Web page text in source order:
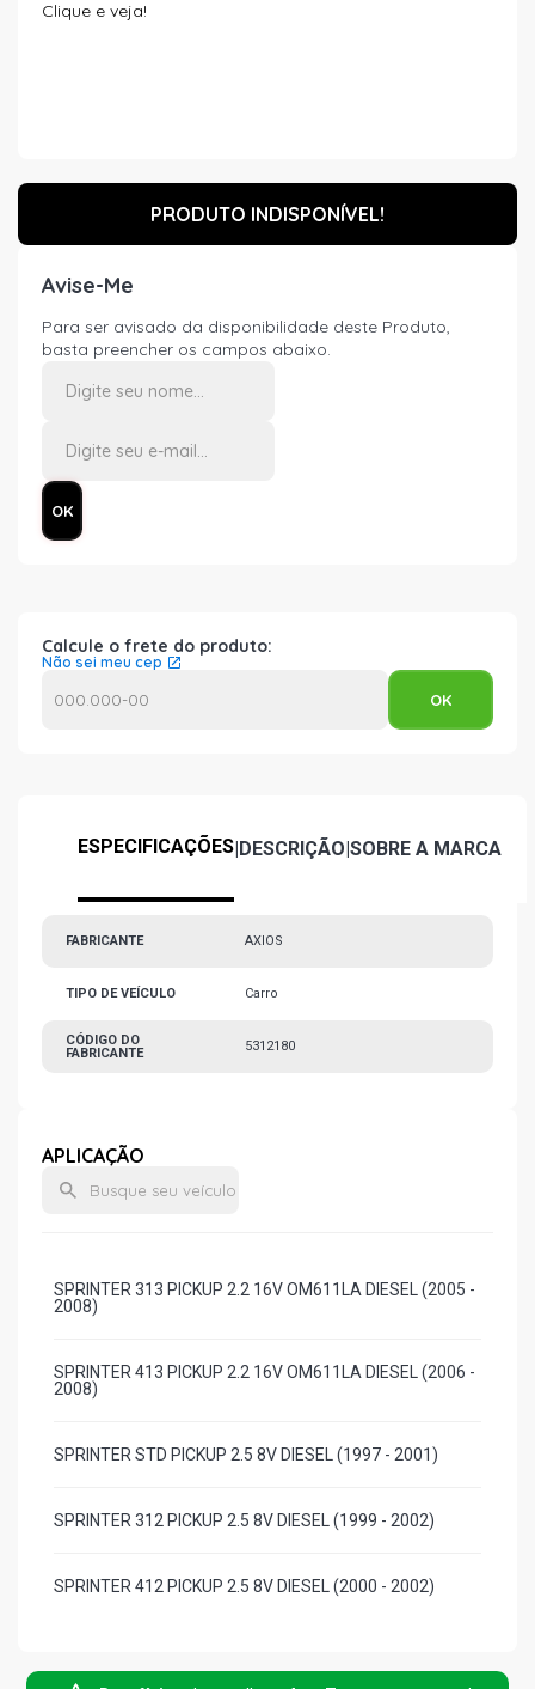
Clique e veja!
PRODUTO INDISPONÍVEL!
Avise-Me
Para ser avisado da disponibilidade deste Produto,
basta preencher os campos abaixo.
Calcule o frete do produto:
Não sei meu cep
ESPECIFICAÇÕES|DESCRIÇÃO|SOBRE A MARCA
FABRICANTE AXIOS
TIPO DE VEÍCULO Carro
CÓDIGO DO
FABRICANTE
5312180
APLICAÇÃO
SPRINTER 313 PICKUP 2.2 16V OM611LA DIESEL (2005 -
2008)
SPRINTER 413 PICKUP 2.2 16V OM611LA DIESEL (2006 -
2008)
SPRINTER STD PICKUP 2.5 8V DIESEL (1997 - 2001)
SPRINTER 312 PICKUP 2.5 8V DIESEL (1999 - 2002)
SPRINTER 412 PICKUP 2.5 8V DIESEL (2000 - 2002)
(2006 - 2008)